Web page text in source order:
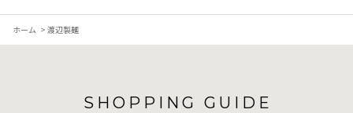
ホーム > 渡辺製麺
SHOPPING GUIDE